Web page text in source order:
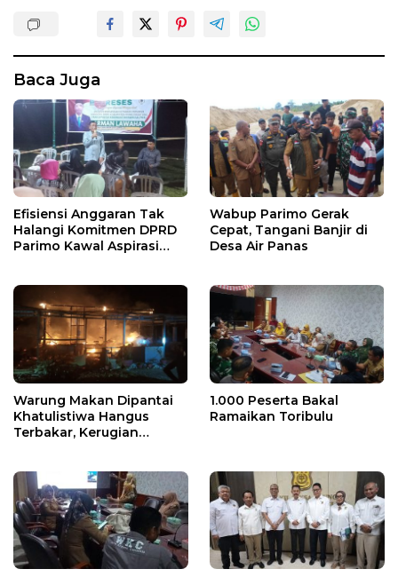
Baca Juga
Efisiensi Anggaran Tak
Halangi Komitmen DPRD
Parimo Kawal Aspirasi
Wabup Parimo Gerak
Cepat, Tangani Banjir di
Desa Air Panas
Warung Makan Dipantai
Khatulistiwa Hangus
Terbakar, Kerugian
1.000 Peserta Bakal
Ramaikan Toribulu